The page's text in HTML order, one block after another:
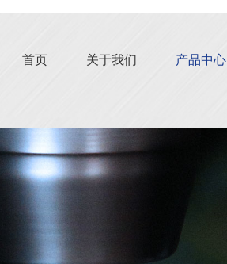
首页 关于我们 产品中心